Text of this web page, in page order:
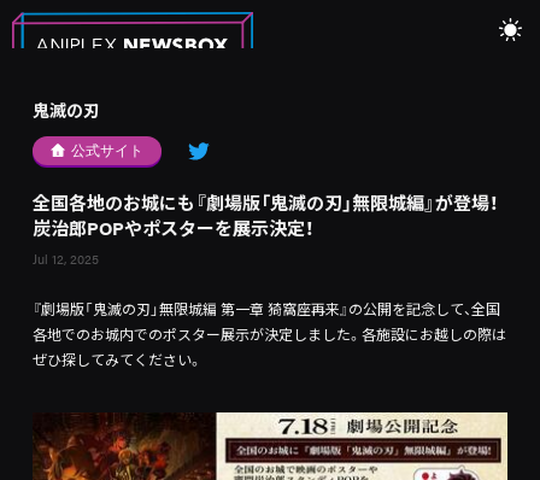
鬼滅の刃
公式サイト
全国各地のお城にも『劇場版「鬼滅の刃」無限城編』が登場！
炭治郎POPやポスターを展示決定！
Jul 12, 2025
『劇場版「鬼滅の刃」無限城編 第一章 猗窩座再来』の公開を記念して、全国
各地でのお城内でのポスター展示が決定しました。各施設にお越しの際は
ぜひ探してみてください。